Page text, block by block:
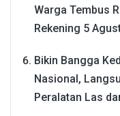
Warga Tembus
Rekening 5
Bikin Bangga
Nasional,
Peralatan Las